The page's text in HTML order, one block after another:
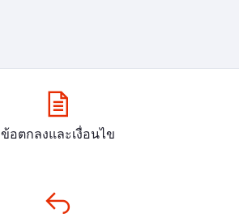
ข้อตกลงและเงื่อนไข